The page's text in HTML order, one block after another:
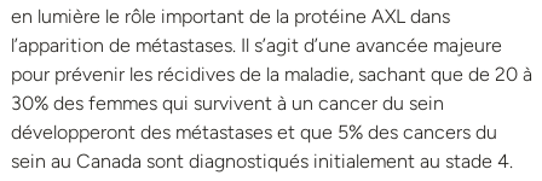
en lumière le rôle important de la protéine AXL dans
l’apparition de métastases. Il s’agit d’une avancée majeure
pour prévenir les récidives de la maladie, sachant que de 20 à
30% des femmes qui survivent à un cancer du sein
développeront des métastases et que 5% des cancers du
sein au Canada sont diagnostiqués initialement au stade 4.